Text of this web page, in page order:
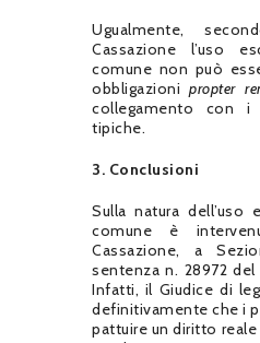
Ugualmente,
Cassazione l’uso
comune non può
obbligazionipropter
collegamento con
tipiche.
3. Conclusioni
Sulla natura dell’uso
comune è
Cassazione, a
sentenza n. 28972
Infatti, il Giudice di
definitivamente che i
pattuire un diritto